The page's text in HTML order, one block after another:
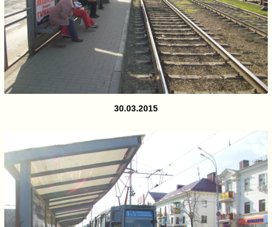
30.03.2015